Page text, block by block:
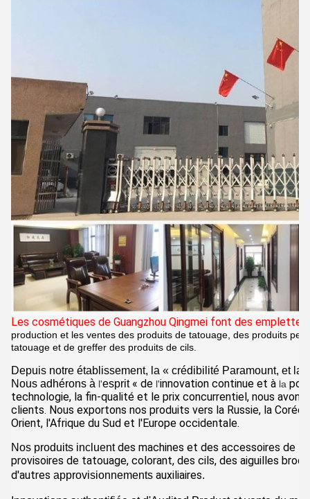
Les cosmétiques de Guangzhou Qingmei font des emplettes
production et les ventes des produits de tatouage, des produits
tatouage et de greffer des produits de cils.
Depuis notre établissement, la « crédibilité Paramount, et la
Nous adhérons à l'esprit « de l'innovation continue et à la
technologie, la fin-qualité et le prix concurrentiel, nous
clients. Nous exportons nos produits vers la Russie, la Corée
Orient, l'Afrique du Sud et l'Europe occidentale.
Nos produits incluentdes machines et des accessoires de
provisoires de tatouage, colorant, des cils, des aiguilles
d'autres approvisionnements auxiliaires.